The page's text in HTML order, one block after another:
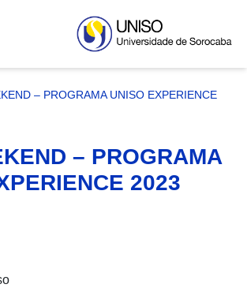
– PROGRAMA UNISO EXPERIENCE
– PROGRAMA
2023